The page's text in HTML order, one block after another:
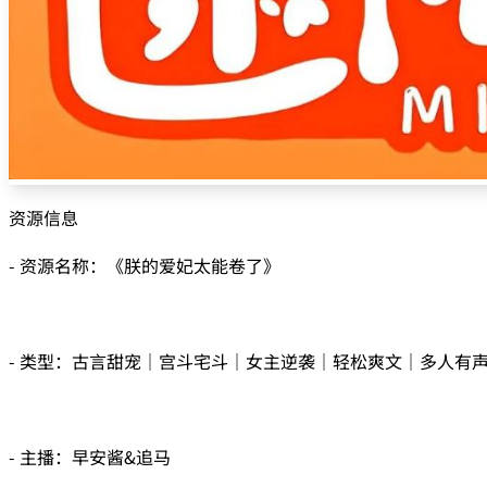
资源信息
- 资源名称：《朕的爱妃太能卷了》
- 类型：古言甜宠｜宫斗宅斗｜女主逆袭｜轻松爽文｜多人有
- 主播：早安酱&追马